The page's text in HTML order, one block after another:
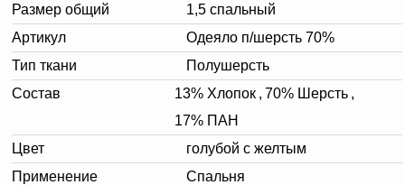
Размер общий
1,5 спальный
Артикул
Одеяло п/шерсть 70%
Тип ткани
Полушерсть
Состав
13% Хлопок , 70% Шерсть ,
17% ПАН
Цвет
голубой с желтым
Применение
Спальня